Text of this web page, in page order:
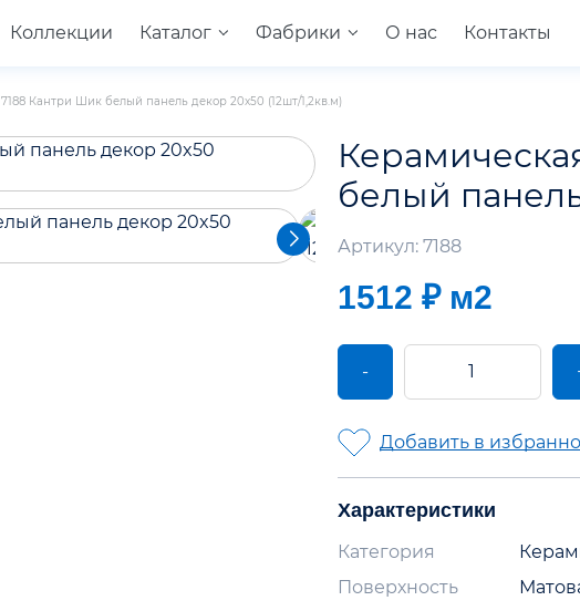
Коллекции Каталог Фабрики О нас Контакты
7188 Кантри Шик белый панель декор 20x50 (12шт/1,2кв.м)
белый
Артикул: 7188
1512 ₽м2
-
Добавить в
Характеристики
Категория
Поверхность